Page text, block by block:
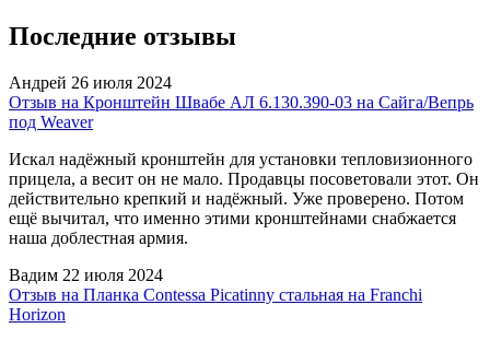
Последние отзывы
Андрей 26 июля 2024
Отзыв на Кронштейн Швабе АЛ 6.130.390-03 на Сайга/Вепрь
под Weaver
Искал надёжный кронштейн для установки тепловизионного
прицела, а весит он не мало. Продавцы посоветовали этот. Он
действительно крепкий и надёжный. Уже проверено. Потом
ещё вычитал, что именно этими кронштейнами снабжается
наша доблестная армия.
Вадим 22 июля 2024
Отзыв на Планка Contessa Picatinny стальная на Franchi
Horizon